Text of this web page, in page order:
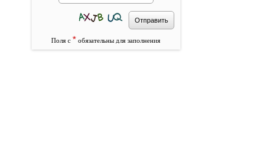
Поля с * обязательны для заполнения